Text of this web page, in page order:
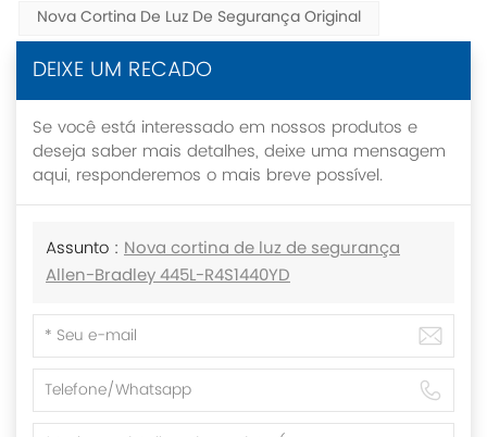
Nova Cortina De Luz De Segurança Original
DEIXE UM RECADO
Se você está interessado em nossos produtos e
deseja saber mais detalhes, deixe uma mensagem
aqui, responderemos o mais breve possível.
Assunto : Nova cortina de luz de segurança
Allen-Bradley 445L-R4S1440YD